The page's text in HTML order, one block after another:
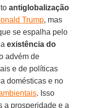
antiglobalização
Trump, mas
se espalha pelo
existência do
advém de
e de políticas
domésticas e no
. Isso
a prosperidade e a